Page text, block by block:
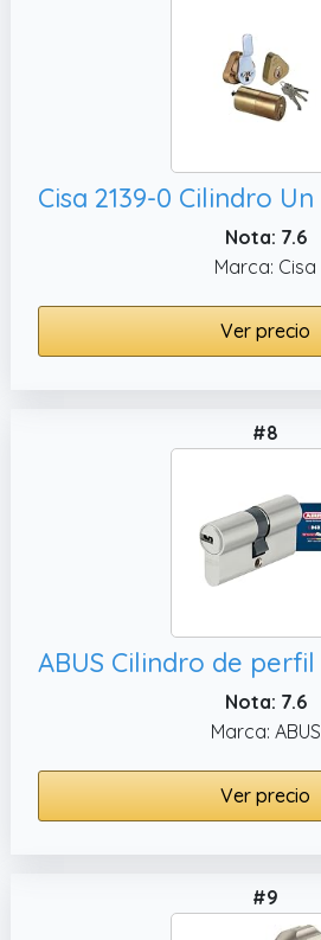
Nota: 7.6
Marca: Cisa
Ver precio
#8
Nota: 7.6
Marca: ABUS
Ver precio
#9